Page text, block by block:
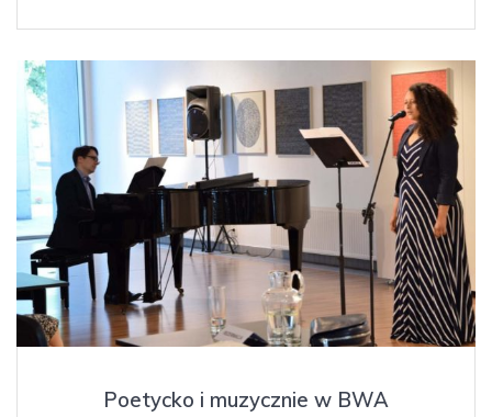
Poetycko i muzycznie w BWA